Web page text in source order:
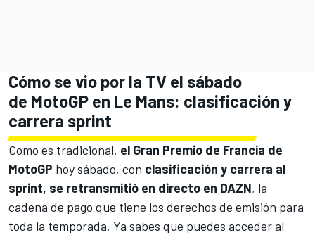
Cómo se vio por la TV el sábado
de MotoGP en Le Mans: clasificación y
carrera sprint
Como es tradicional, el Gran Premio de Francia de
MotoGP hoy sábado, con clasificación y carrera al
sprint, se retransmitió en directo en DAZN, la
cadena de pago que tiene los derechos de emisión para
toda la temporada. Ya sabes que puedes acceder al